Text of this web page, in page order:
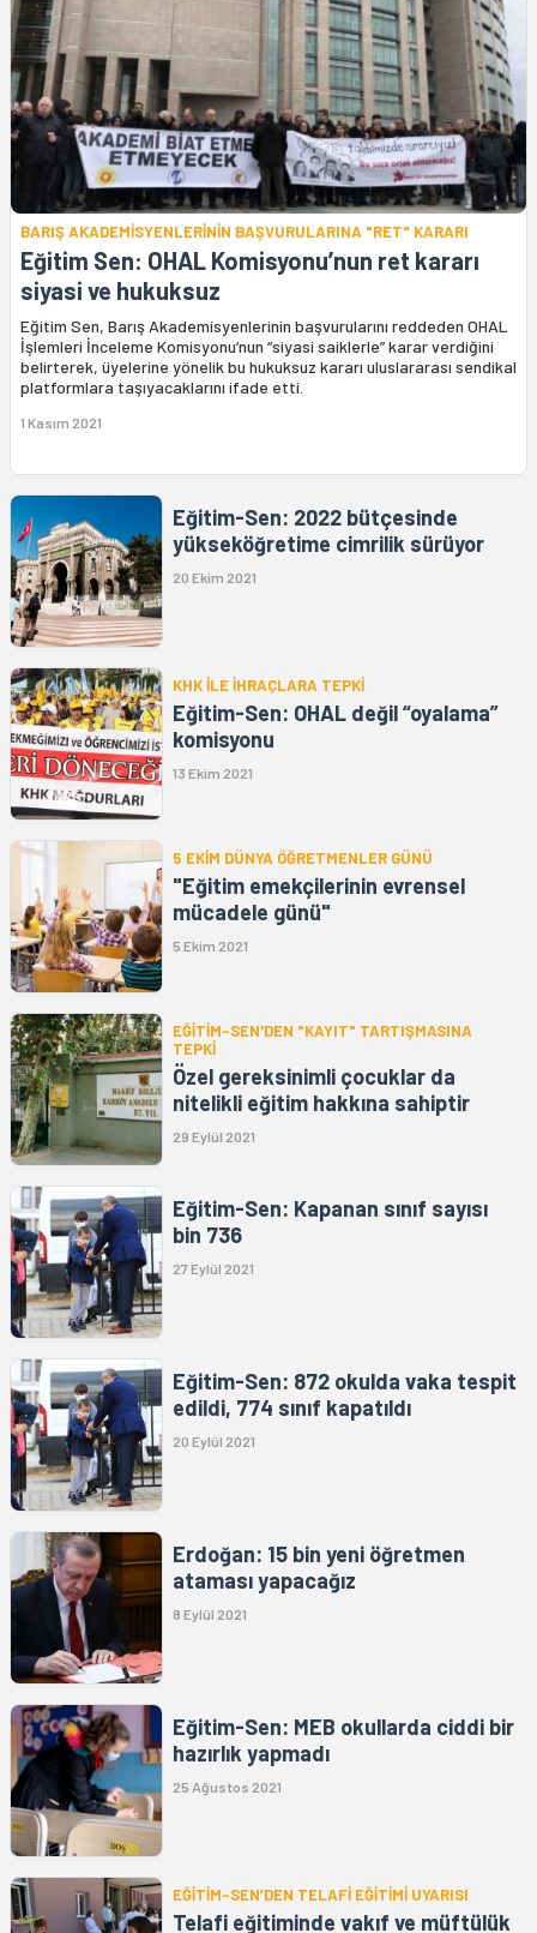
BARIŞ AKADEMİSYENLERİNİN BAŞVURULARINA "RET" KARARI
Eğitim Sen: OHAL Komisyonu’nun ret kararı
siyasi ve hukuksuz
Eğitim Sen, Barış Akademisyenlerinin başvurularını reddeden OHAL
İşlemleri İnceleme Komisyonu’nun “siyasi saiklerle” karar verdiğini
belirterek, üyelerine yönelik bu hukuksuz kararı uluslararası sendikal
platformlara taşıyacaklarını ifade etti.
1 Kasım 2021
Eğitim-Sen: 2022 bütçesinde
yükseköğretime cimrilik sürüyor
20 Ekim 2021
KHK İLE İHRAÇLARA TEPKİ
Eğitim-Sen: OHAL değil “oyalama”
komisyonu
13 Ekim 2021
5 EKİM DÜNYA ÖĞRETMENLER GÜNÜ
"Eğitim emekçilerinin evrensel
mücadele günü"
5 Ekim 2021
EĞİTİM-SEN'DEN "KAYIT" TARTIŞMASINA
TEPKİ
Özel gereksinimli çocuklar da
nitelikli eğitim hakkına sahiptir
29 Eylül 2021
Eğitim-Sen: Kapanan sınıf sayısı
bin 736
27 Eylül 2021
Eğitim-Sen: 872 okulda vaka tespit
edildi, 774 sınıf kapatıldı
20 Eylül 2021
Erdoğan: 15 bin yeni öğretmen
ataması yapacağız
8 Eylül 2021
Eğitim-Sen: MEB okullarda ciddi bir
hazırlık yapmadı
25 Ağustos 2021
EĞİTİM-SEN’DEN TELAFİ EĞİTİMİ UYARISI
Telafi eğitiminde vakıf ve müftülük